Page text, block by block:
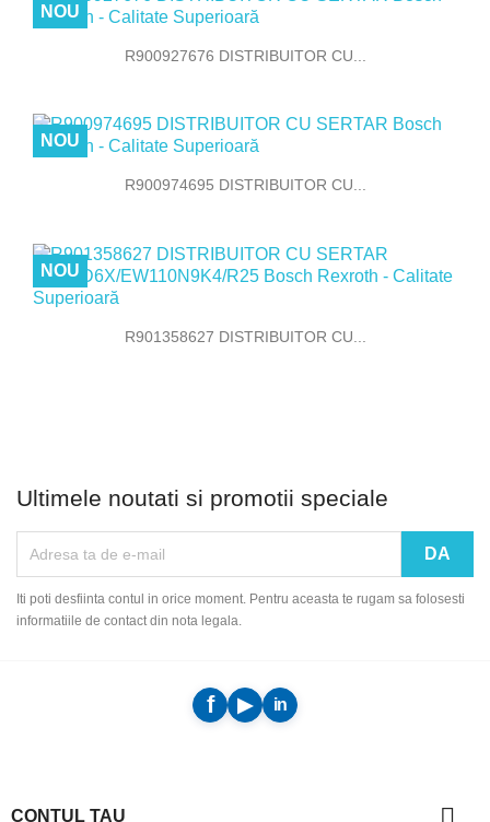
R900927676 DISTRIBUITOR CU...
NOU
R900974695 DISTRIBUITOR CU...
NOU
R901358627 DISTRIBUITOR CU...
NOU
Ultimele noutati si promotii speciale
Iti poti desfiinta contul in orice moment. Pentru aceasta te rugam sa folosesti
informatiile de contact din nota legala.
CONTUL TAU